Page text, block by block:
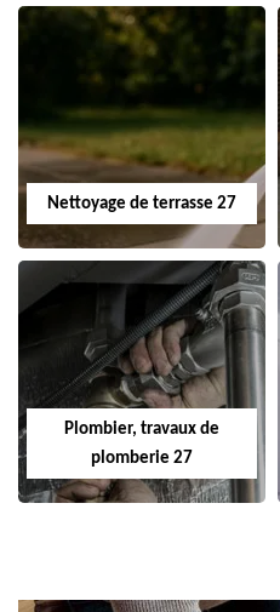
Nettoyage de terrasse 27
Plombier, travaux de
plomberie 27